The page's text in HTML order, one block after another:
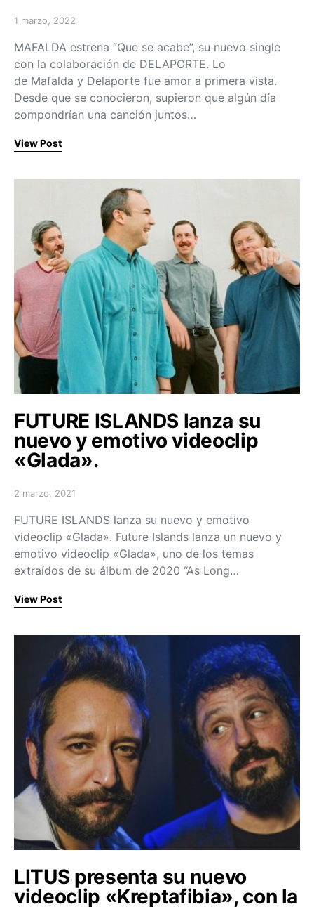
Posted on
1 marzo, 2022
MAFALDA estrena “Que se acabe”, su nuevo single
con la colaboración de DELAPORTE. Lo
de Mafalda y Delaporte fue amor a primera vista.
Desde que se conocieron, supieron que algún día
compondrían una canción juntos…
View Post
FUTURE ISLANDS lanza su
nuevo y emotivo videoclip
«Glada».
Posted on
2 marzo, 2021
FUTURE ISLANDS lanza su nuevo y emotivo
videoclip «Glada». Future Islands lanza un nuevo y
emotivo videoclip «Glada», uno de los temas
extraídos de su álbum de 2020 “As Long…
View Post
LITUS presenta su nuevo
videoclip «Kreptafibia», con la